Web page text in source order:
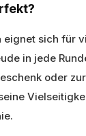
eignet sich für
in jede
oder